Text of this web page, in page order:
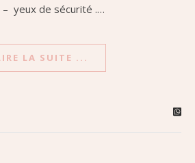
– yeux de sécurité .…
LA SUITE ...